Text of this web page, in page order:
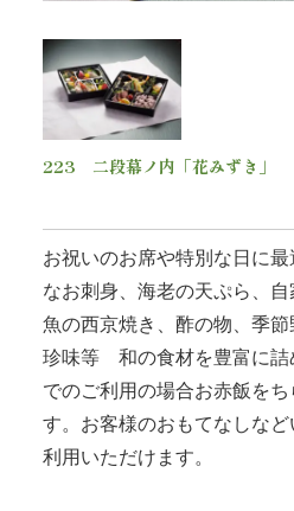
詰
当
会
席
料
理
オ
223 二段幕ノ内「花みずき」
お祝いのお席や特別な日に
なお刺身、海老の天ぷら、
魚の西京焼き、酢の物、季節
珍味等 和の食材を豊富に
でのご利用の場合お赤飯を
す。お客様のおもてなしな
利用いただけます。